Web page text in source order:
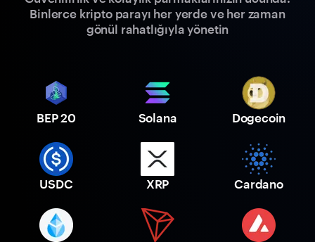
Binlerce kripto parayı her yerde ve her zaman
gönül rahatlığıyla yönetin
BEP 20 Solana Dogecoin
USDC XRP Cardano